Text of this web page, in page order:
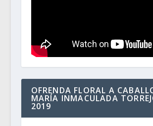
OFRENDA FLORAL A
MARÍA INMACULADA
2019